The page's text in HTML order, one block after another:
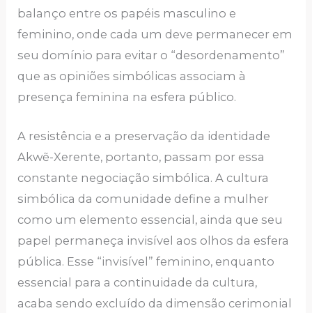
balanço entre os papéis masculino e
feminino, onde cada um deve permanecer em
seu domínio para evitar o “desordenamento”
que as opiniões simbólicas associam à
presença feminina na esfera público.
A resistência e a preservação da identidade
Akwẽ-Xerente, portanto, passam por essa
constante negociação simbólica. A cultura
simbólica da comunidade define a mulher
como um elemento essencial, ainda que seu
papel permaneça invisível aos olhos da esfera
pública. Esse “invisível” feminino, enquanto
essencial para a continuidade da cultura,
acaba sendo excluído da dimensão cerimonial